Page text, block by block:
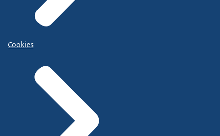
Cookies